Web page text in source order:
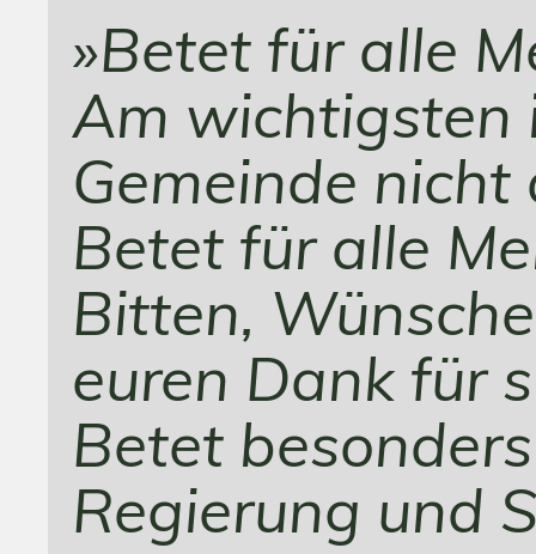
»Betet für alle
Am wichtigsten
Gemeinde
Betet für alle
Bitten,
euren Dank für
Betet
Regierung und